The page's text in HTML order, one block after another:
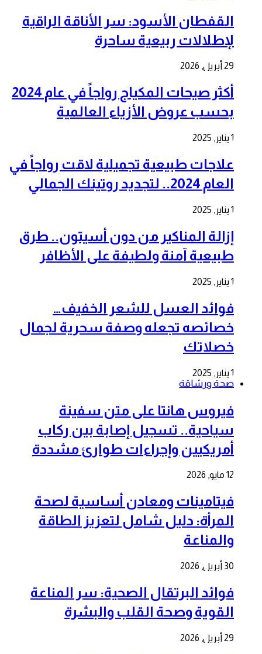
القفطان الأسود: سر الأناقة الراقية
لإطلالات ربيعية ساحرة
29 أبريل, 2026
أكثر صيحات المكياج رواجاً في عام 2024
بحسب عروض الأزياء العالمية
1 يناير, 2025
علاجات طبيعية تجميلية لاقت رواجاً في
العام 2024.. لتجديد روتينك الجمالي
1 يناير, 2025
إزالة المناكير من دون أسيتون.. طرق
طبيعية آمنة ولطيفة على الأظافر
1 يناير, 2025
فوائد العسل للشعر الخفيف…
خصائصه تجعله وصفة سحرية لجمال
خصلاتك
1 يناير, 2025
صحة ورشاقة
فيروس هانتا على متن سفينة
سياحية.. تسجيل إصابة بين ركاب
أمريكيين وإجراءات طوارئ مشددة
12 مايو, 2026
فيتامينات ومعادن أساسية لصحة
المرأة: دليل شامل لتعزيز الطاقة
والمناعة
30 أبريل, 2026
فوائد البرتقال الصحية: سر المناعة
القوية وصحة القلب والبشرة
29 أبريل, 2026